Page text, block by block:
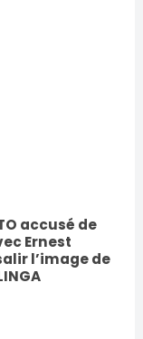
accusé de
Ernest
l’image de